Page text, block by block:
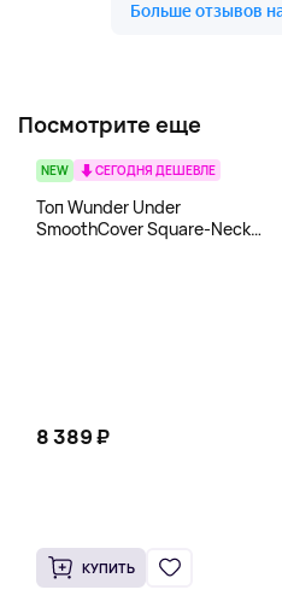
Посмотрите еще
NEW СЕГОДНЯ ДЕШЕВЛЕ
Топ Wunder Under
SmoothCover Square-Neck
8 389 ₽
КУПИТЬ